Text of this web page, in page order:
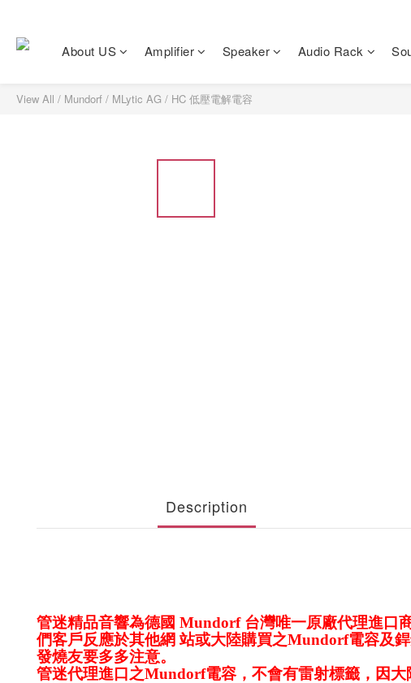
About US Amplifier Speaker Audio Rack
View All / Mundorf / MLytic AG / HC 低壓電解電容
Description
管迷精品音響為德國 Mundorf 台灣唯一原廠代理進
們客戶反應於其他網 站或大陸購買之Mundorf電容及
發燒友要多多注意。
管迷代理進口之Mundorf電容，不會有雷射標籤，因